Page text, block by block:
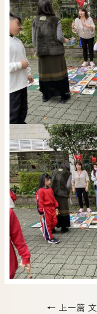
← 上一篇 文